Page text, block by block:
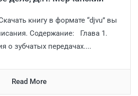
книгу в формате “djvu” вы
Содержание: Глава 1.
о зубчатых передачах....
Read More